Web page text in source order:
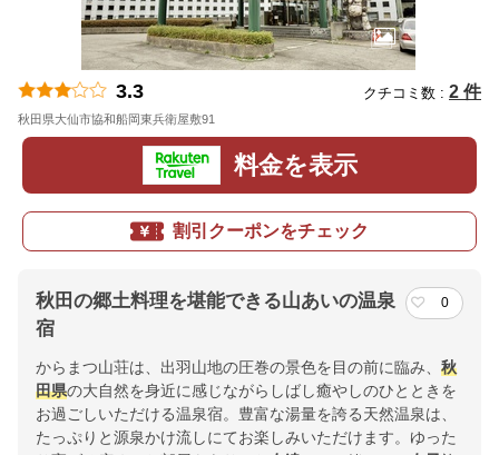
3.3 クチコミ数 : 2 件
秋田県大仙市協和船岡東兵衛屋敷91
料金を表示
割引クーポンをチェック
秋田の郷土料理を堪能できる山あいの温泉
宿
0
からまつ山荘は、出羽山地の圧巻の景色を目の前に臨み、 秋
田県の大自然を身近に感じながらしばし癒やしのひとときを
お過ごしいただける温泉宿。豊富な湯量を誇る天然温泉は、
たっぷりと源泉かけ流しにてお楽しみいただけます。ゆった